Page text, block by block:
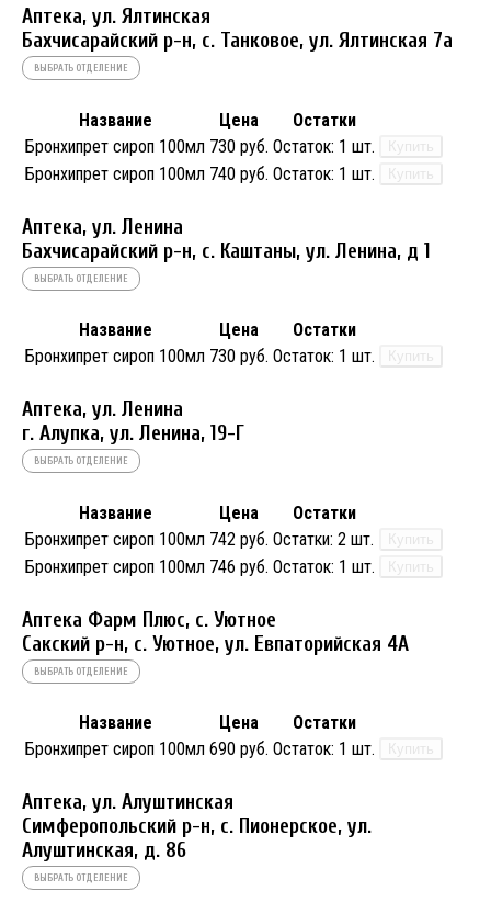
Аптека, ул. Ялтинская
Бахчисарайский р-н, с. Танковое, ул. Ялтинская 7а
ВЫБРАТЬ ОТДЕЛЕНИЕ
Название Цена
Остатки
Бронхипрет сироп 100мл 730 руб. Остаток: 1 шт. Купить
Бронхипрет сироп 100мл 740 руб. Остаток: 1 шт. Купить
Аптека, ул. Ленина
Бахчисарайский р-н, с. Каштаны, ул. Ленина, д 1
ВЫБРАТЬ ОТДЕЛЕНИЕ
Название Цена
Остатки
Бронхипрет сироп 100мл 730 руб. Остаток: 1 шт. Купить
Аптека, ул. Ленина
г. Алупка, ул. Ленина, 19-Г
ВЫБРАТЬ ОТДЕЛЕНИЕ
Название Цена
Остатки
Бронхипрет сироп 100мл 742 руб. Остатки: 2 шт. Купить
Бронхипрет сироп 100мл 746 руб. Остаток: 1 шт. Купить
Аптека Фарм Плюс, с. Уютное
Сакский р-н, с. Уютное, ул. Евпаторийская 4А
ВЫБРАТЬ ОТДЕЛЕНИЕ
Название Цена
Остатки
Бронхипрет сироп 100мл 690 руб. Остаток: 1 шт. Купить
Аптека, ул. Алуштинская
Симферопольский р-н, с. Пионерское, ул.
Алуштинская, д. 86
ВЫБРАТЬ ОТДЕЛЕНИЕ